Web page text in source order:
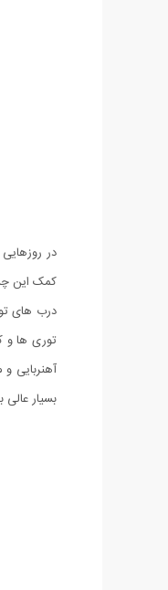
در
کمک این
درب های
توری ها و
آهنربایی
بسیار عالی